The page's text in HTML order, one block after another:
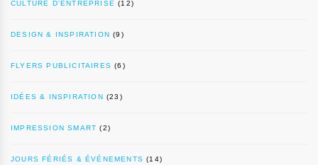
CULTURE D’ENTREPRISE (12)
DESIGN & INSPIRATION (9)
FLYERS PUBLICITAIRES (6)
IDÉES & INSPIRATION (23)
IMPRESSION SMART (2)
JOURS FÉRIÉS & ÉVÉNEMENTS (14)